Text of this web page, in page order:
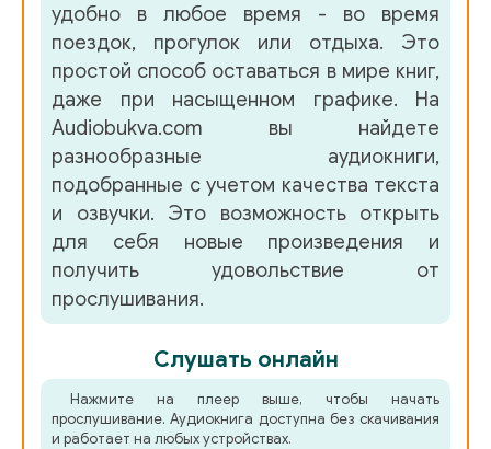
удобно в любое время - во время
поездок, прогулок или отдыха. Это
простой способ оставаться в мире книг,
даже при насыщенном графике. На
Audiobukva.com вы найдете
разнообразные аудиокниги,
подобранные с учетом качества текста
и озвучки. Это возможность открыть
для себя новые произведения и
получить удовольствие от
прослушивания.
Слушать онлайн
Нажмите на плеер выше, чтобы начать
прослушивание. Аудиокнига доступна без скачивания
и работает на любых устройствах.